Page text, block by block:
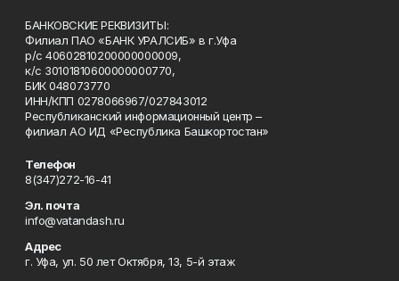
БАНКОВСКИЕ РЕКВИЗИТЫ:
Филиал ПАО «БАНК УРАЛСИБ» в г.Уфа
р/с 40602810200000000009,
к/с 30101810600000000770,
БИК 048073770
ИНН/КПП 0278066967/027843012
Республиканский информационный центр –
филиал АО ИД «Республика Башкортостан»
Телефон
8(347)272-16-41
Эл. почта
info@vatandash.ru
Адрес
г. Уфа, ул. 50 лет Октября, 13, 5-й этаж